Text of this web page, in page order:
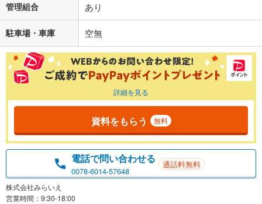
管理組合 あり
駐車場・車庫 空無
詳細を見る
資料をもらう 無料
電話で問い合わせる
0078-6014-57648
通話料無料
株式会社みらいえ
営業時間：9:30-18:00